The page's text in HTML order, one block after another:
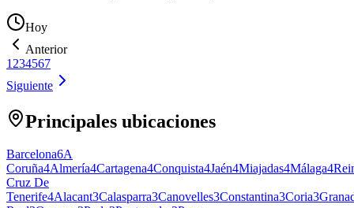
Hoy
Anterior
1 234567
Siguiente
Principales ubicaciones
Barcelona6A
Coruña4Almería4Cartagena4Conquista4Jaén4Miajadas4Málaga4
Cruz De
Tenerife4Alacant3Calasparra3Canovelles3Constantina3Coria3